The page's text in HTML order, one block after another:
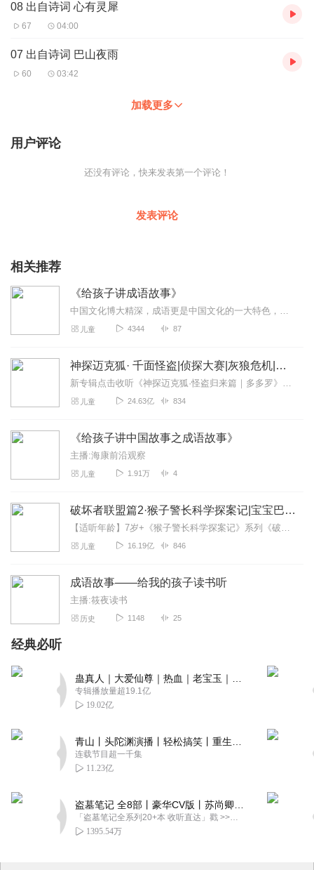
08 出自诗词 心有灵犀
67 04:00
07 出自诗词 巴山夜雨
60 03:42
加载更多
用户评论
还没有评论，快来发表第一个评论！
发表评论
相关推荐
《给孩子讲成语故事》
中国文化博大精深，成语更是中国文化的一大特色，通过简短的四个字，来表达一个故事，一个道理。对教育孩子是非常不错的。
儿童 4344 87
神探迈克狐· 千面怪盗|侦探大赛|灰狼危机|多多罗
新专辑点击收听《神探迈克狐·怪盗归来篇｜多多罗》！！！>>>点击进入主播橱窗购买《神探迈克狐》系列图书吧!<<<多多罗故事【点击前往】收听多多罗其他好玩有趣的故...
儿童 24.63亿 834
《给孩子讲中国故事之成语故事》
主播:海康前沿观察
儿童 1.91万 4
破坏者联盟篇2·猴子警长科学探案记|宝宝巴士故事
【适听年龄】7岁+《猴子警长科学探案记》系列《破坏者联盟篇1·猴子警长科学探案记》>>>《破坏者联盟篇2·猴子警长科学探案记》>>>《破坏者联盟篇3·猴子警长科...
儿童 16.19亿 846
成语故事——给我的孩子读书听
主播:筱夜读书
历史 1148 25
经典必听
专辑播放量超19.1亿
19.02亿
连载节目超一千集
11.23亿
「盗墓笔记全系列20+本 收听直达」戳 >>改编自南派三叔同名作品，腾讯音乐娱乐集团出品，冠声文化制作，...
1395.54万